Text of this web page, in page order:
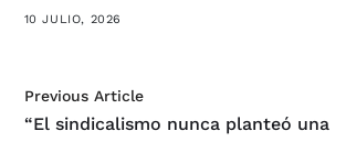
10 JULIO, 2026
Previous Article
“El sindicalismo nunca planteó una